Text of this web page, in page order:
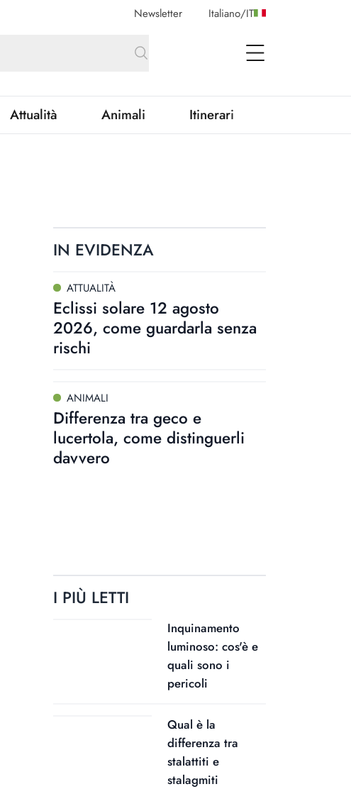
Newsletter Italiano/IT
open Menu
Attualità Animali Itinerari
IN EVIDENZA
ATTUALITÀ
Eclissi solare 12 agosto
2026, come guardarla senza
rischi
ANIMALI
Differenza tra geco e
lucertola, come distinguerli
davvero
I PIÙ LETTI
Inquinamento
luminoso: cos'è e
quali sono i
pericoli
Qual è la
differenza tra
stalattiti e
stalagmiti